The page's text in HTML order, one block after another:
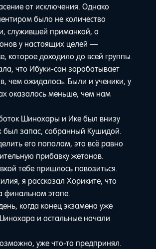
от исключения. Однако
было не количество
служившей приманкой, а
у настоящих целей —
которое доходило до всей группы.
что Ибуки-сан зарабатывает
чем ожидалось. Были и ученики, у
оказалось меньше, чем нам
Шинохары и Ике был внизу
был запас, собранный Кушидой.
его пополам, это всё равно
прибавку жетонов.
тебе пришлось повозиться.
я рассказал Хориките, что
финальном этапе.
когда конец экзамена уже
и остальные начали
уже что-то предпринял.